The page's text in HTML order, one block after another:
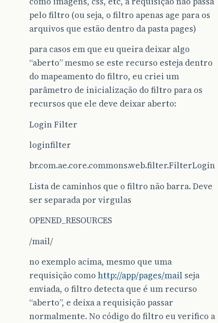
pelo filtro (ou seja, o filtro apenas age para os
arquivos que estão dentro da pasta pages)
para casos em que eu queira deixar algo
“aberto” mesmo se este recurso esteja dentro
do mapeamento do filtro, eu criei um
parâmetro de inicialização do filtro para os
recursos que ele deve deixar aberto:
Login Filter
loginfilter
br.com.ae.core.commons.web.filter.FilterLogin
Lista de caminhos que o filtro não barra. Deve
ser separada por virgulas
OPENED_RESOURCES
/mail/
no exemplo acima, mesmo que uma
requisição como http://app/pages/mail seja
enviada, o filtro detecta que é um recurso
“aberto”, e deixa a requisição passar
normalmente. No código do filtro eu verifico a